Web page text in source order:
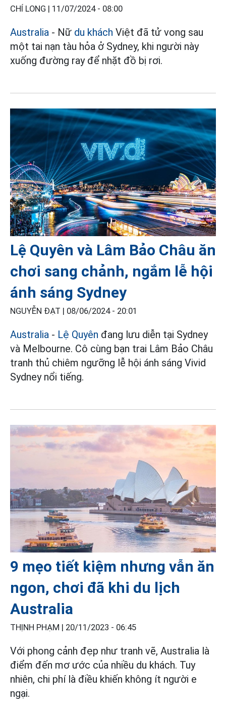
CHÍ LONG | 11/07/2024 - 08:00
Australia - Nữ du khách Việt đã tử vong sau
một tai nạn tàu hỏa ở Sydney, khi người này
xuống đường ray để nhặt đồ bị rơi.
Lệ Quyên và Lâm Bảo Châu ăn
chơi sang chảnh, ngắm lễ hội
ánh sáng Sydney
NGUYỄN ĐẠT | 08/06/2024 - 20:01
Australia - Lệ Quyên đang lưu diễn tại Sydney
và Melbourne. Cô cùng bạn trai Lâm Bảo Châu
tranh thủ chiêm ngưỡng lễ hội ánh sáng Vivid
Sydney nổi tiếng.
9 mẹo tiết kiệm nhưng vẫn ăn
ngon, chơi đã khi du lịch
Australia
THỊNH PHẠM | 20/11/2023 - 06:45
Với phong cảnh đẹp như tranh vẽ, Australia là
điểm đến mơ ước của nhiều du khách. Tuy
nhiên, chi phí là điều khiến không ít người e
ngại.